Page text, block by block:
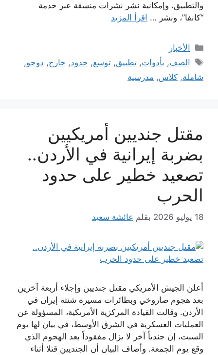
والتطبيق، وإمكانية نشر نشرات منسقة عبر خدمة
“كانفا”، ونشر … اقرأ المزيد
التصنيفات
الأخبار
الوسوم
الصف, بأدوات,تطبيق,توسع, حدود, خارج, دوجو,
شاملة, كلاس, مدرسية
مقتل جنديين أمريكيين
بضربة إيرانية في الأردن..
تصعيد خطير على حدود
الحرب
18 يوليو 2026 بقلم عائشة سعيد
أعلن الجيش الأمريكي مقتل جنديين وإجلاء أربعة آخرين
بعد هجوم صاروخي وبطائرات مسيرة شنته إيران في
الأردن. وقالت القيادة المركزية الأمريكية، المسؤولة عن
العمليات العسكرية في الشرق الأوسط، في بيان لها يوم
السبت، إن جندياً آخر لا يزال مفقوداً بعد الهجوم الذي
وقع يوم الجمعة. وأضاف البيان أن الجنديين قتلا أثناء